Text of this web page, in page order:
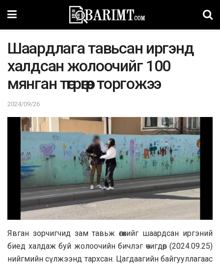
Шаардлага тавьсан иргэнд
халдсан жолоочийг 100
мянган төгрөгөөр торгожээ
2024/09/26
Явган зорчигчид зам тавьж өгөхийг шаардсан иргэний
биед халдаж буй жолоочийн бичлэг өчигдөр (2024.09.25)
нийгмийн сүлжээнд тархсан. Цагдаагийн байгууллагаас